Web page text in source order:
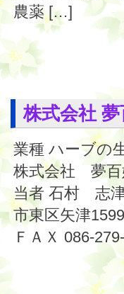
農薬 […]
株式会社
業種 ハーブの
株式会社 夢
当者 石村 志
市東区矢津
ＦＡＸ 086-